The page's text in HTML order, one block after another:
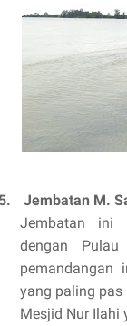
Jembatan M.
Jembatan ini
dengan
pemandangan
yang paling
Mesjid Nur Ilahi